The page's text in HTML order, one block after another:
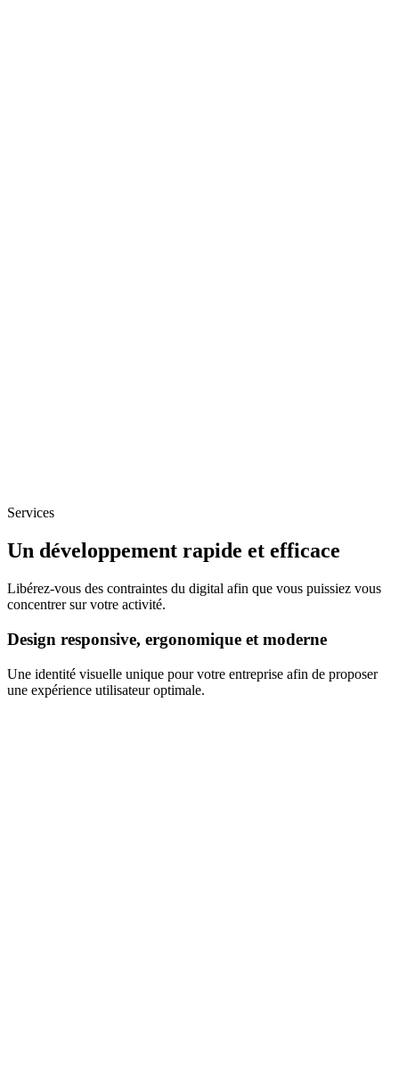
Services
Un développement rapide et efficace
Libérez-vous des contraintes du digital afin que vous puissiez vous
concentrer sur votre activité.
Design responsive, ergonomique et moderne
Une identité visuelle unique pour votre entreprise afin de proposer
une expérience utilisateur optimale.